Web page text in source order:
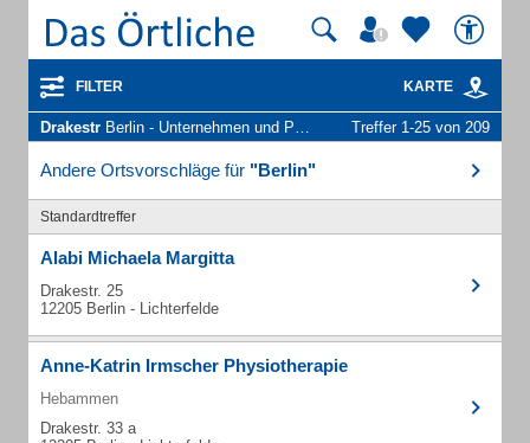
FILTER KARTE
Drakestr Berlin - Unternehmen und Personen Treffer 1-25 von 209
Andere Ortsvorschläge für "Berlin"
Standardtreffer
Alabi Michaela Margitta
Drakestr. 25
12205 Berlin - Lichterfelde
Anne-Katrin Irmscher Physiotherapie
Hebammen
Drakestr. 33 a